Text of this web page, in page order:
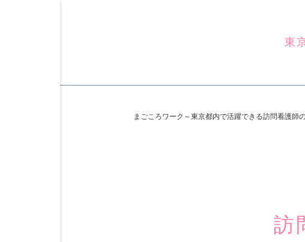
東
まごころワーク～東京都内で活躍できる訪問看護師
訪